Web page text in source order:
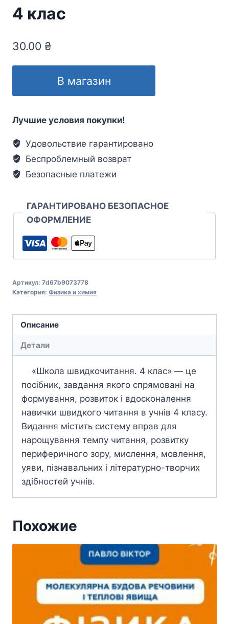
4 клас
30.00 ₴
В магазин
Лучшие условия покупки!
Удовольствие гарантировано
Беспроблемный возврат
Безопасные платежи
ГАРАНТИРОВАНО БЕЗОПАСНОЕ
ОФОРМЛЕНИЕ
Артикул: 7d67b9073778
Категория: Физика и химия
Описание
Детали
«Школа швидкочитання. 4 клас» — це
посібник, завдання якого спрямовані на
формування, розвиток і вдосконалення
навички швидкого читання в учнів 4 класу.
Видання містить систему вправ для
нарощування темпу читання, розвитку
периферичного зору, мислення, мовлення,
уяви, пізнавальних і літературно-творчих
здібностей учнів.
Похожие